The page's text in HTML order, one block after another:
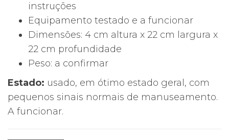
instruções
Equipamento testado e a funcionar
Dimensões: 4 cm altura x 22 cm largura x
22 cm profundidade
Peso: a confirmar
Estado: usado, em ótimo estado geral, com
pequenos sinais normais de manuseamento.
A funcionar.